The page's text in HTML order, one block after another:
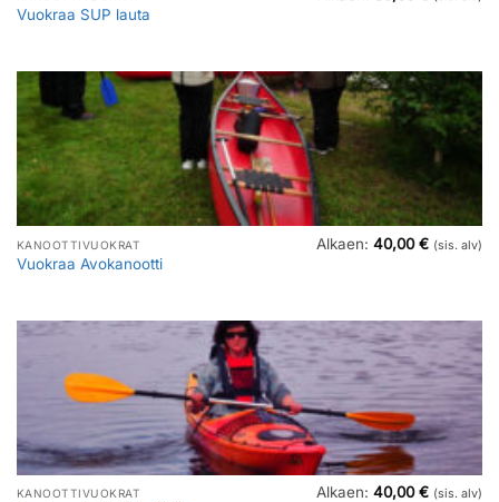
Vuokraa SUP lauta
KANOOTTIVUOKRAT
Vuokraa Avokanootti
Alkaen:40,00€ (sis. alv)
KANOOTTIVUOKRAT Alkaen:40,00€ (sis. alv)